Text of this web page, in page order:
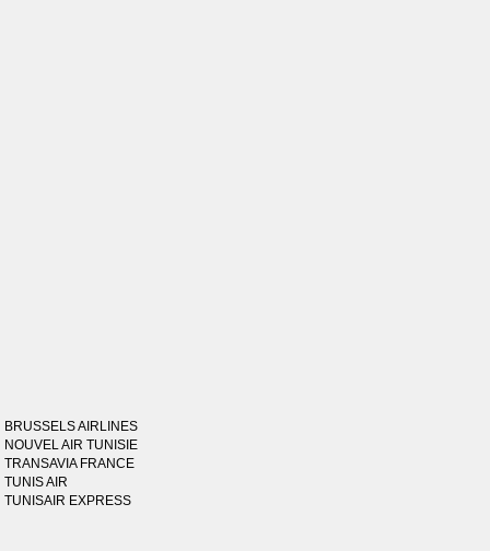
BRUSSELS AIRLINES
NOUVEL AIR TUNISIE
TRANSAVIA FRANCE
TUNIS AIR
TUNISAIR EXPRESS